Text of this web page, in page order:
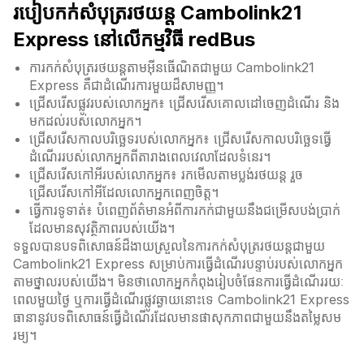
របៀបកក់សំបុត្ររថយន្ត Cambolink21
Express នៅលើកម្មវិធី redBus
ការកក់សំបុត្ររថយន្តតាមអ៊ីនធើណិតជាមួយ Cambolink21
Express គឺ​ជាដំណើរការមួយដ៏សាមញ្ញ។
ជ្រើសរើសផ្លូវរបស់លោកអ្នក៖ ជ្រើសរើសគោលដៅចេញដំណើរ និង
មកដល់របស់លោកអ្នក។
ជ្រើសរើសកាលបរិច្ឆេទរបស់លោកអ្នក៖ ជ្រើសរើសកាលបរិច្ឆេទធ្វើ
ដំណើររបស់លោកអ្នកពីតារាងពេលវេលាដែលទំនេរ។
ជ្រើសរើសកៅអីរបស់លោកអ្នក៖ រកមើលតាមប្លង់រថយន្ត រួច
ជ្រើសរើសកៅអីដែលលោកអ្នកពេញចិត្ត។
ធ្វើការទូទាត់៖ បំពេញព័ត៌មានអំពីការកក់ជាមួយនឹងជម្រើសបង់ប្រាក់
ដែលមានសុវត្ថិភាពរបស់យើង។
ទទួលបានបទពិសោធន៍ដ៏ងាយស្រួលនៃការកក់សំបុត្ររថយន្តជាមួយ
Cambolink21 Express សម្រាប់ការធ្វើដំណើរបន្ទាប់របស់លោកអ្នក
តាមថ្នាលរបស់យើង។ មិនថាលោកអ្នកកំពុងរៀបចំផែនការធ្វើដំណើររយៈ
ពេលមួយថ្ងៃ ឬការធ្វើដំណើរផ្លូវឆ្ងាយនោះទេ Cambolink21 Express
ធានានូវបទពិសោធន៍ធ្វើដំណើរដែលមានផាសុកភាពជាមួយនឹងតម្លៃសម
រម្យ។